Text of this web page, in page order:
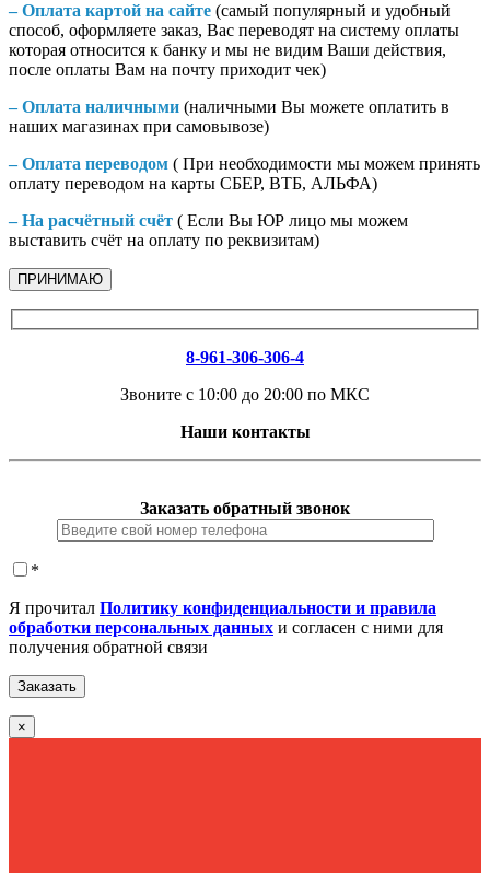
– Оплата картой на сайте (самый популярный и удобный
способ, оформляете заказ, Вас переводят на систему оплаты
которая относится к банку и мы не видим Ваши действия,
после оплаты Вам на почту приходит чек)
– Оплата наличными (наличными Вы можете оплатить в
наших магазинах при самовывозе)
– Оплата переводом ( При необходимости мы можем принять
оплату переводом на карты СБЕР, ВТБ, АЛЬФА)
– На расчётный счёт ( Если Вы ЮР лицо мы можем
выставить счёт на оплату по реквизитам)
ПРИНИМАЮ
8-961-306-306-4
Звоните с 10:00 до 20:00 по МКС
Наши контакты
Заказать обратный звонок
*
Я прочитал Политику конфиденциальности и правила
обработки персональных данных и согласен с ними для
получения обратной связи
×